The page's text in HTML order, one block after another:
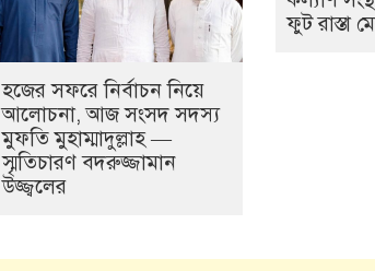
হজের সফরে নির্বাচন নিয়ে
আলোচনা, আজ সংসদ সদস্য
মুফতি মুহাম্মাদুল্লাহ —
স্মৃতিচারণ বদরুজ্জামান
উজ্জ্বলের
ফুট রাস্তা